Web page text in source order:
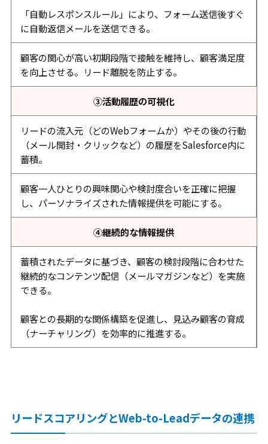
「自動レスポンスルール」により、フォーム送信後すぐ
に自動返信メールを送信できる。
顧客の関心が高い初期段階で接触を維持し、顧客満足度
を向上させる。リード離脱を防止する。
③活動履歴の可視化
リードの流入元（どのWebフォームか）やその後の行動
（メール開封・クリックなど）の履歴をSalesforce内に
蓄積。
顧客一人ひとりの興味関心や検討度合いを正確に把握
し、パーソナライズされた情報提供を可能にする。
④継続的な情報提供
蓄積されたデータに基づき、顧客の検討段階に合わせた
継続的なコンテンツ配信（メールマガジンなど）を実施
できる。
顧客との長期的な関係構築を促進し、見込み顧客の育成
（ナーチャリング）を効率的に推進する。
リードスコアリングとWeb-to-Leadデータの連携